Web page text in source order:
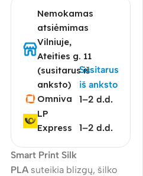
Nemokamas
atsiėmimas
Vilniuje,
Ateities g. 11
(susitarus iš
anksto)
Susitarus
iš anksto
Omniva
1–2 d.d.
LP
Express
1–2 d.d.
Smart Print Silk
PLA suteikia blizgų, šilko